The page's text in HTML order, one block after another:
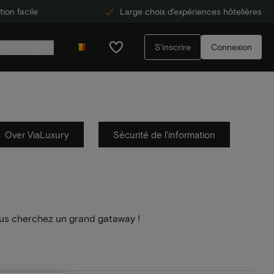
facile Large choix d'expériences hôtelières
S'inscrire Connexion
Over ViaLuxury Sécurité de l'information
cherchez un grand gataway !